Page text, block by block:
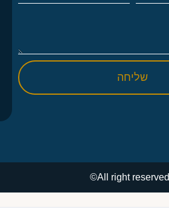
שליחה
All right reserved©